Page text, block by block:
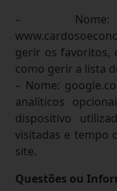
– Nome:
gerir os favoritos,
como gerir a lista
– Nome:
analíticos
dispositivo
visitadas e tempo
site.
Questões ou